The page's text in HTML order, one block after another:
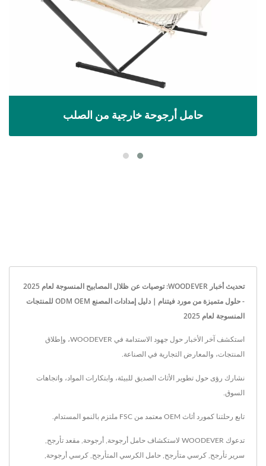
حامل أرجوحة خارجية من الصلب
تحديث أخبار WOODEVER: توصيات عن ظلال المصابيح المنسوجة لعام 2025
- حلول متميزة من مورد فيتنام｜دليل إمدادات المصنع ODM OEM للمنتجات
المنسوجة لعام 2025
استكشف آخر الأخبار حول جهود الاستدامة في WOODEVER، وإطلاق
المنتجات، والمعارض التجارية في الصناعة.
نشارك رؤى حول تطوير الأثاث الصديق للبيئة، وابتكارات المواد، واتجاهات
السوق.
تابع رحلتنا كمورد أثاث OEM معتمد من FSC ملتزم بالنمو المستدام.
تدعوك WOODEVER لاستكشاف حامل أرجوحة أرجوحة مقعد تأرجح
سرير تأرجح كرسي متأرجح حامل الكرسي المتأرجح كرسي أرجوحة